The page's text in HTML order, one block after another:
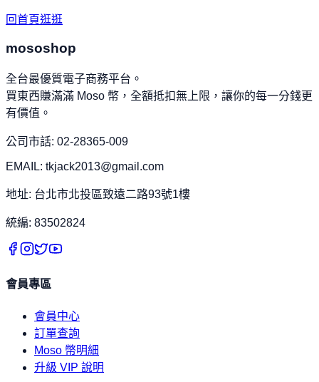
回首頁逛逛
mososhop
全台最優質電子商務平台。
買東西賺滿滿 Moso 幣，全額抵扣無上限，讓你的每一分錢更
有價值。
公司市話: 02-28365-009
EMAIL: tkjack2013@gmail.com
地址: 台北市北投區致遠二路93號1樓
統編: 83502824
會員專區
會員中心
訂單查詢
Moso 幣明細
升級 VIP 說明